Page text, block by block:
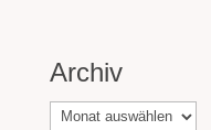
Archiv
Archiv